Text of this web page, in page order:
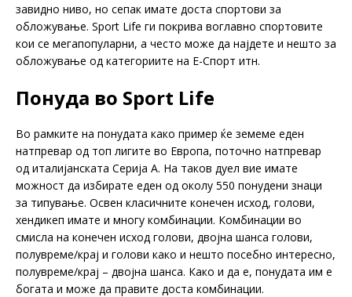
завидно ниво, но сепак имате доста спортови за
обложување. Sport Life ги покрива воглавно спортовите
кои се мегапопуларни, а често може да најдете и нешто за
обложување од категориите на Е-Спорт итн.
Понуда во Sport Life
Во рамките на понудата како пример ќе земеме еден
натпревар од топ лигите во Европа, поточно натпревар
од италијанската Серија А. На таков дуел вие имате
можност да избирате еден од околу 550 понудени знаци
за типување. Освен класичните конечен исход, голови,
хендикеп имате и многу комбинации. Комбинации во
смисла на конечен исход голови, двојна шанса голови,
полувреме/крај и голови како и нешто посебно интересно,
полувреме/крај – двојна шанса. Како и да е, понудата им е
богата и може да правите доста комбинации.